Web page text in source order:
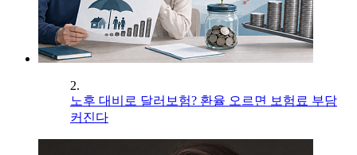
2.
노후 대비로 달러보험? 환율 오르면 보험료 부담
커진다